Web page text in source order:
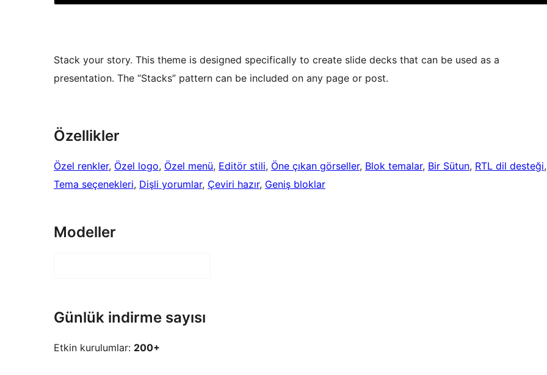
Stack your story. This theme is designed specifically to create slide decks that can be used as a
presentation. The “Stacks” pattern can be included on any page or post.
Özellikler
Özel renkler, Özel logo, Özel menü, Editör stili, Öne çıkan görseller, Blok temalar, Bir Sütun, RTL dil desteği
Tema seçenekleri, Dişli yorumlar, Çeviri hazır, Geniş bloklar
Modeller
Günlük indirme sayısı
Etkin kurulumlar: 200+